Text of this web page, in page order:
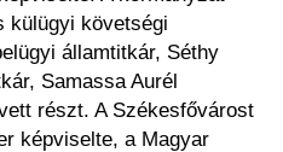
külügyi követségi
államtitkár, Séthy
Samassa Aurél
részt. A Székesfővárost
képviselte, a Magyar